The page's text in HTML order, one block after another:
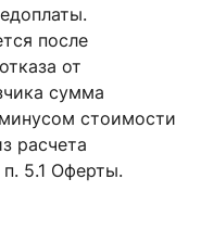
после
от
сумма
стоимости
расчета
5.1 Оферты.